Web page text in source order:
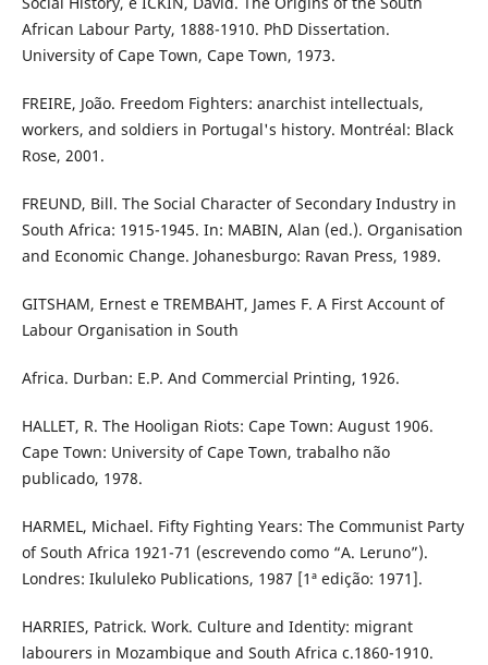
African Labour Party, 1888-1910. PhD Dissertation.
University of Cape Town, Cape Town, 1973.
FREIRE, João. Freedom Fighters: anarchist intellectuals,
workers, and soldiers in Portugal's history. Montréal: Black
Rose, 2001.
FREUND, Bill. The Social Character of Secondary Industry in
South Africa: 1915-1945. In: MABIN, Alan (ed.). Organisation
and Economic Change. Johanesburgo: Ravan Press, 1989.
GITSHAM, Ernest e TREMBAHT, James F. A First Account of
Labour Organisation in South
Africa. Durban: E.P. And Commercial Printing, 1926.
HALLET, R. The Hooligan Riots: Cape Town: August 1906.
Cape Town: University of Cape Town, trabalho não
publicado, 1978.
HARMEL, Michael. Fifty Fighting Years: The Communist Party
of South Africa 1921-71 (escrevendo como “A. Leruno”).
Londres: Ikululeko Publications, 1987 [1ª edição: 1971].
HARRIES, Patrick. Work. Culture and Identity: migrant
labourers in Mozambique and South Africa c.1860-1910.